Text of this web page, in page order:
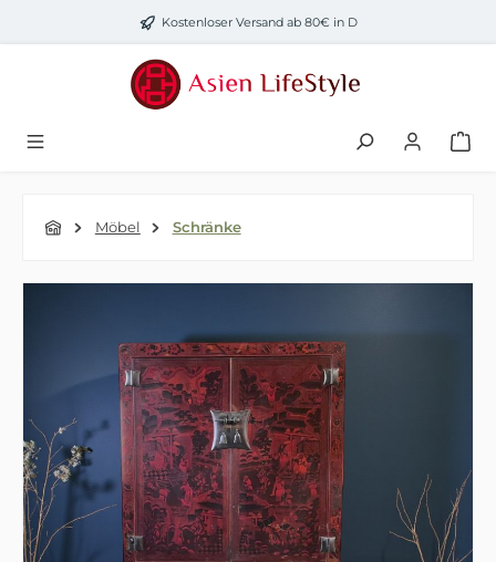
Zum Hauptinhalt springenKostenloser Versand ab 80€ in D
Möbel Schränke